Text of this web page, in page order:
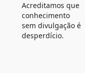
Acreditamos que
conhecimento
sem divulgação é
desperdício.